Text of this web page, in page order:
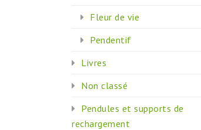
Fleur de vie
Pendentif
Livres
Non classé
Pendules et supports de
rechargement